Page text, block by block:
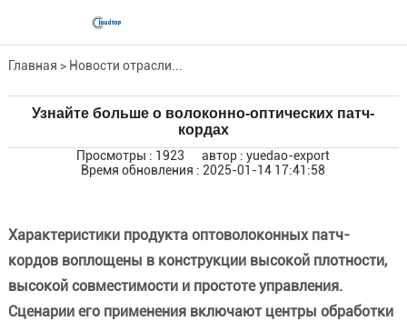
Главная > Новости отрасли...
Узнайте больше о волоконно-оптических патч-
кордах
Просмотры : 1923
автор : yuedao-export
Время обновления : 2025-01-14 17:41:58
Характеристики продукта оптоволоконных патч-
кордов воплощены в конструкции высокой плотности,
высокой совместимости и простоте управления.
Сценарии его применения включают центры обработки